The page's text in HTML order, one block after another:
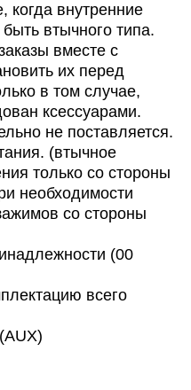
когда внутренние
втычного типа.
вместе с
их перед
в том случае,
ксессуарами.
не поставляется.
(втычное
только со стороны
необходимости
со стороны
(00
всего